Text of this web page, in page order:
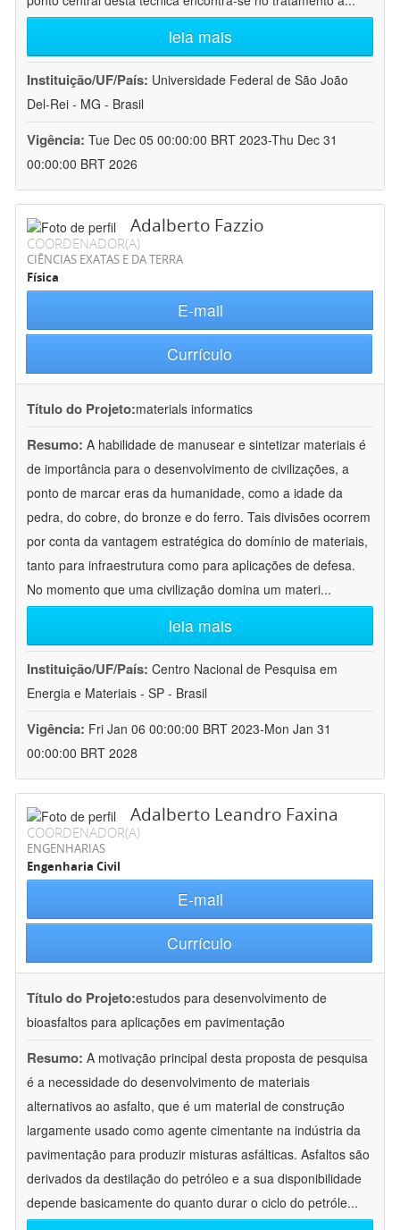
leia mais
Instituição/UF/País: Universidade Federal de São João
Del-Rei - MG - Brasil
Vigência: Tue Dec 05 00:00:00 BRT 2023-Thu Dec 31
00:00:00 BRT 2026
Adalberto Fazzio
COORDENADOR(A)
CIÊNCIAS EXATAS E DA TERRA
Física
E-mail
Currículo
Título do Projeto:materials informatics
Resumo: A habilidade de manusear e sintetizar materiais é
de importância para o desenvolvimento de civilizações, a
ponto de marcar eras da humanidade, como a idade da
pedra, do cobre, do bronze e do ferro. Tais divisões ocorrem
por conta da vantagem estratégica do domínio de materiais,
tanto para infraestrutura como para aplicações de defesa.
No momento que uma civilização domina um materi...
leia mais
Instituição/UF/País: Centro Nacional de Pesquisa em
Energia e Materiais - SP - Brasil
Vigência: Fri Jan 06 00:00:00 BRT 2023-Mon Jan 31
00:00:00 BRT 2028
Adalberto Leandro Faxina
COORDENADOR(A)
ENGENHARIAS
Engenharia Civil
E-mail
Currículo
Título do Projeto:estudos para desenvolvimento de
bioasfaltos para aplicações em pavimentação
Resumo: A motivação principal desta proposta de pesquisa
é a necessidade do desenvolvimento de materiais
alternativos ao asfalto, que é um material de construção
largamente usado como agente cimentante na indústria da
pavimentação para produzir misturas asfálticas. Asfaltos são
derivados da destilação do petróleo e a sua disponibilidade
depende basicamente do quanto durar o ciclo do petróle...